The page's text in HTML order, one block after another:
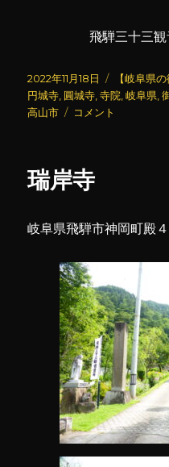
飛騨三十三
投
稿
日:
2022年11月18日
カ
テ
【岐阜県の
円城寺 圓城寺 ,寺院 ,岐阜県 ,
高山市
円
コメント
瑞岸寺
岐阜県飛騨市神岡町殿